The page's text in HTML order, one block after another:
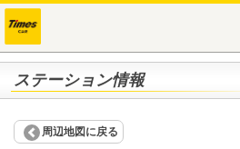
ステーション情報
周辺地図に戻る